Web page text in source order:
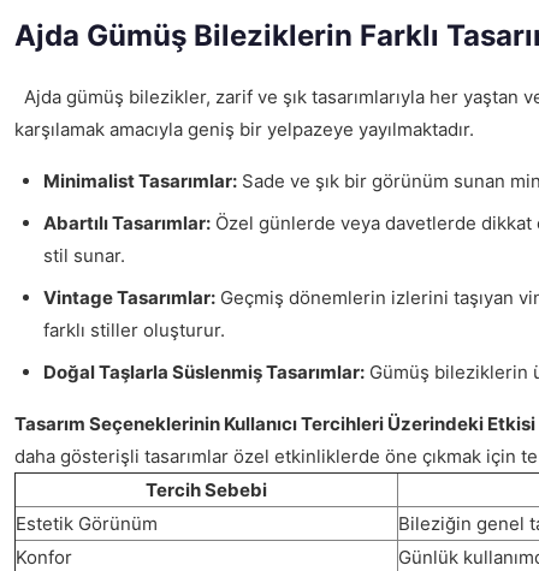
Ajda Gümüş Bileziklerin Farklı
Ajda gümüş bilezikler, zarif ve şık tasarımlarıyla her
karşılamak amacıyla geniş bir yelpazeye yayılmaktadır.
Minimalist Tasarımlar: Sade ve şık bir görünüm sunan
Abartılı Tasarımlar: Özel günlerde veya davetlerde dikkat
stil sunar.
Vintage Tasarımlar: Geçmiş dönemlerin izlerini taşıyan
farklı stiller oluşturur.
Doğal Taşlarla Süslenmiş Tasarımlar: Gümüş bileziklerin
Tasarım Seçeneklerinin Kullanıcı Tercihleri Üzerindeki Etkisi
daha gösterişli tasarımlar özel etkinliklerde öne çıkmak için
Tercih Sebebi
Estetik Görünüm
Bileziğin genel
Konfor
Günlük